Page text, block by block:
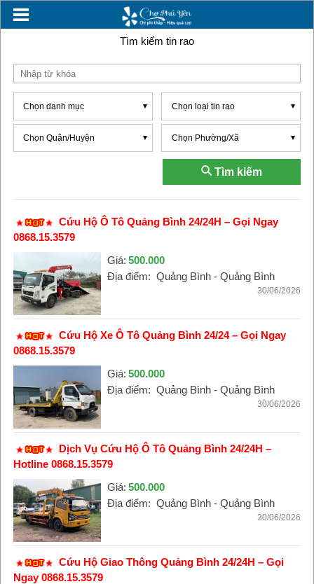
Tìm kiếm tin rao
Chọn danh mục Chọn loại tin rao
Chọn Quận/Huyện Chọn Phường/Xã
Tìm kiếm
Cứu Hộ Ô Tô Quảng Bình 24/24H – Gọi Ngay
0868.15.3579
Giá: 500.000
Địa điểm: Quảng Bình - Quảng Bình
30/06/2026
Cứu Hộ Xe Ô Tô Quảng Bình 24/24 – Gọi Ngay
0868.15.3579
Giá: 500.000
Địa điểm: Quảng Bình - Quảng Bình
30/06/2026
Dịch Vụ Cứu Hộ Ô Tô Quảng Bình 24/24H –
Hotline 0868.15.3579
Giá: 500.000
Địa điểm: Quảng Bình - Quảng Bình
30/06/2026
Cứu Hộ Giao Thông Quảng Bình 24/24H – Gọi
Ngay 0868.15.3579